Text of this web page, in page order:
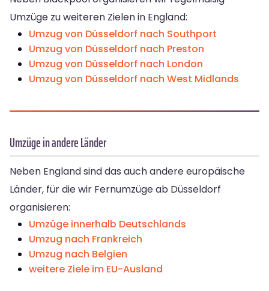
Umzüge zu weiteren Zielen in England:
Umzug von Düsseldorf nach Southport
Umzug von Düsseldorf nach Preston
Umzug von Düsseldorf nach London
Umzug von Düsseldorf nach West Midlands
Umzüge in andere Länder
Neben England sind das auch andere europäische
Länder, für die wir Fernumzüge ab Düsseldorf
organisieren:
Umzüge innerhalb Deutschlands
Umzug nach Frankreich
Umzug nach Belgien
weitere Ziele im EU-Ausland